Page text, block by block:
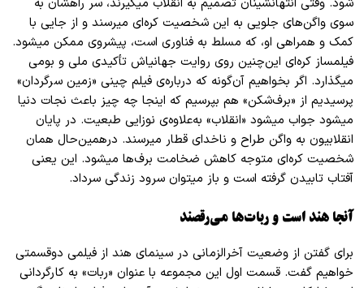
سوی واگنهای جلویی به این شخصیت کرهای میرسند و از جایی با
کمک و همراهی او، که مسلط به فناوری است، پیشروی ممکن میشود.
فیلمساز کرهای اینچنین روی روایت جهانیاش تأکیدی ملی و بومی
میگذارد. اگر بخواهیم آنگونه که دربارهی فیلم چینی «زمین سرگردان»
پرسیدیم از «برفشکن» هم بپرسیم که اینجا چه چیز باعث نجات دنیا
میشود جواب میشود «انقلاب» بهعلاوهی نوزایی طبعیت. در پایان
انقلابیون به واگن طراح و ناخدای قطار میرسند. درهمینحال همان
شخصیت کرهای متوجه کاهش ضخامت برفها میشود. این یعنی
آفتاب تابیدن گرفته است و باز میتوان سرود زندگی سرداد.
آنجا هند است و رباتها می‌رقصند
برای گفتن از وضعیت آخرالزمانی در سینمای هند از فیلمی دوقسمتی
خواهیم گفت. قسمت اول این مجموعه با عنوان «ربات» به کارگردانی